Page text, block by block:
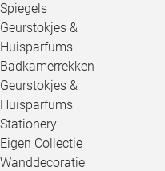
Spiegels
Geurstokjes &
Huisparfums
Badkamerrekken
Geurstokjes &
Huisparfums
Stationery
Eigen Collectie
Wanddecoratie